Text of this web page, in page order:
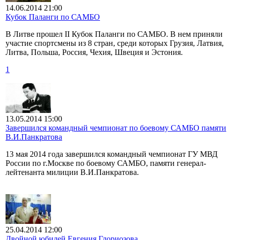
14.06.2014 21:00
Кубок Паланги по САМБО
В Литве прошел II Кубок Паланги по САМБО. В нем приняли
участие спортсмены из 8 стран, среди которых Грузия, Латвия,
Литва, Польша, Россия, Чехия, Швеция и Эстония.
1
13.05.2014 15:00
Завершился командный чемпионат по боевому САМБО памяти
В.И.Панкратова
13 мая 2014 года завершился командный чемпионат ГУ МВД
России по г.Москве по боевому САМБО, памяти генерал-
лейтенанта милиции В.И.Панкратова.
25.04.2014 12:00